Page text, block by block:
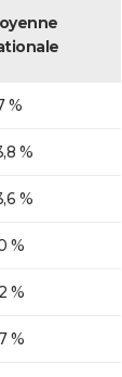
%
%
%
%
%
%